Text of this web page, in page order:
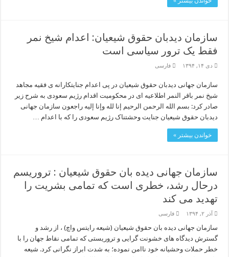
سازمان دیدبان حقوق شیعیان: اعدام شیخ نمر
فقط یک ترور سیاسی است
دی ۱۴, ۱۳۹۴ فارسی
سازمان جهانی دیدبان حقوق شیعیان در پی اعدام جنایتکارانه ی فقیه مجاهد
شیخ نمر باقر النمر اطلاعیه ای در محکومیت اقدام رژیم سعودی به شرح زیر
صادر کرد: بسم الله الرحمن الرحیم إنا لله وإنا إلیه راجعون سازمان جهانی
دیدبان حقوق شیعیان جنایت وحشتناک رژیم سعودی را که با اعدام …
خواندن بیشتر »
سازمان جهانی دیده بان حقوق شیعیان : تروریسم
درحال رشد، خطری است که تمامی بشریت را
تهدید می کند
آذر ۲, ۱۳۹۴ فارسی
سازمان جهانی دیده بان حقوق شیعیان (شیعه رایتس واچ) ، از رشد و
گسترش دیدگاه های خشونت گرایی و تروریستی که تمامی نقاط جهان را با
خطر حملات وحشیانه خود ناامن نموده؛ به شدت ابراز نگرانی کرد. شیعه